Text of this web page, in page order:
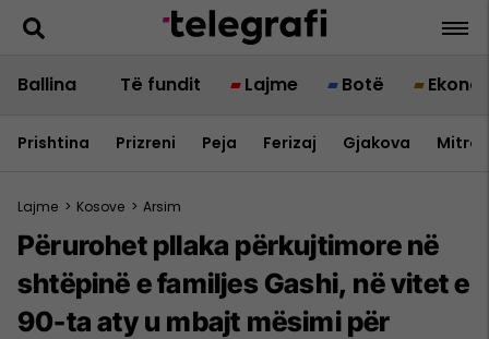
Ballina Të fundit Lajme Botë
Prishtina Prizreni Peja Ferizaj Gjakova
Lajme > Kosove > Arsim
Përurohet pllaka përkujtimore në
shtëpinë e familjes Gashi, në vitet e
90-ta aty u mbajt mësimi për